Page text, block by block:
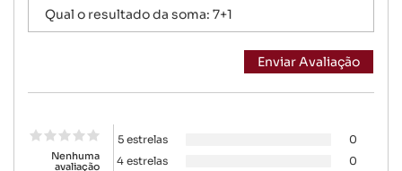
Nenhuma
avaliação
5 estrelas
0
4 estrelas
0